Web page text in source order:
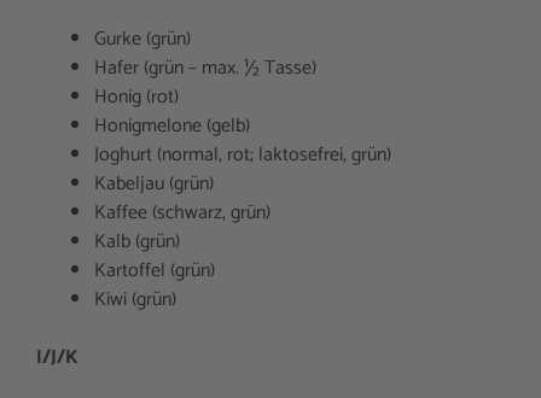
Gurke (grün)
Hafer (grün – max. ½ Tasse)
Honig (rot)
Honigmelone (gelb)
Joghurt (normal, rot; laktosefrei, grün)
Kabeljau (grün)
Kaffee (schwarz, grün)
Kalb (grün)
Kartoffel (grün)
Kiwi (grün)
I/J/K